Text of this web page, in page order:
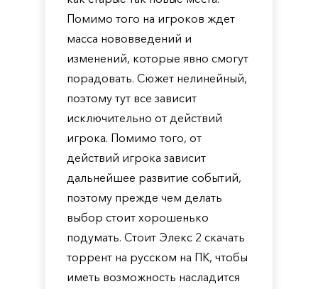
Помимо того на игроков ждет
масса нововведений и
изменений, которые явно смогут
порадовать. Сюжет нелинейный,
поэтому тут все зависит
исключительно от действий
игрока. Помимо того, от
действий игрока зависит
дальнейшее развитие событий,
поэтому прежде чем делать
выбор стоит хорошенько
подумать. Стоит Элекс 2 скачать
торрент на русском на ПК, чтобы
иметь возможность насладится